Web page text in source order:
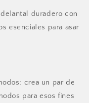
duradero con
esenciales para asar
crea un par de
para esos fines